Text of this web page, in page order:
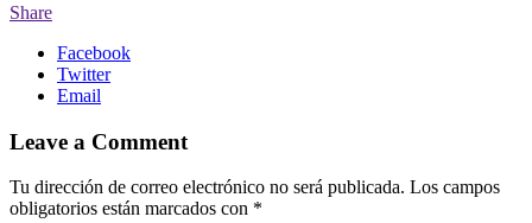
Share
Facebook
Twitter
Email
Leave a Comment
Tu dirección de correo electrónico no será publicada. Los campos
obligatorios están marcados con *